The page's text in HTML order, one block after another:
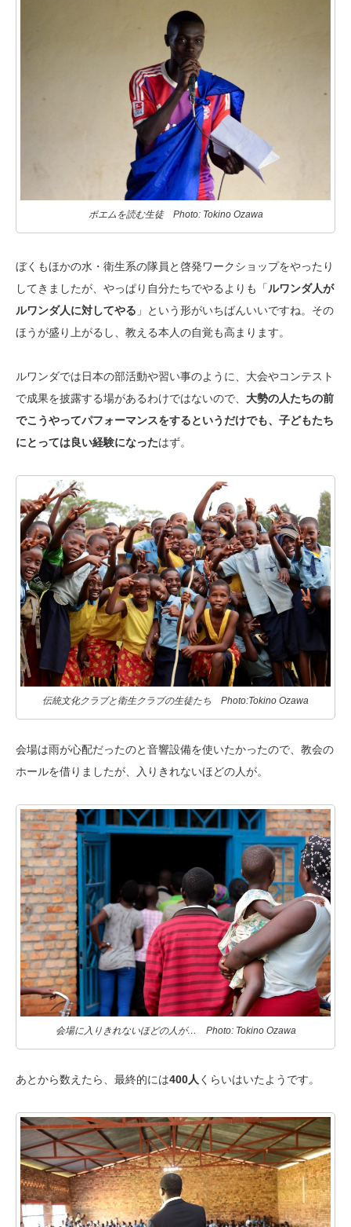
ポエムを読む生徒 Photo: Tokino Ozawa
ぼくもほかの水・衛生系の隊員と啓発ワークショップをやったり
してきましたが、やっぱり自分たちでやるよりも「ルワンダ人が
ルワンダ人に対してやる 」という形がいちばんいいですね。その
ほうが盛り上がるし、教える本人の自覚も高まります。
ルワンダでは日本の部活動や習い事のように、大会やコンテスト
で成果を披露する場があるわけではないので、 大勢の人たちの前
でこうやってパフォーマンスをするというだけでも、子どもたち
にとっては良い経験になったはず。
伝統文化クラブと衛生クラブの生徒たち Photo:Tokino Ozawa
会場は雨が心配だったのと音響設備を使いたかったので、教会の
ホールを借りましたが、入りきれないほどの人が。
会場に入りきれないほどの人が… Photo: Tokino Ozawa
あとから数えたら、最終的には400人 くらいはいたようです。